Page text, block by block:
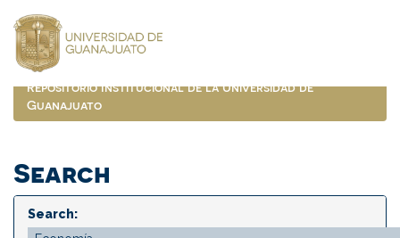
navigation
Repositorio Institucional de la Universidad de
Guanajuato
Search
Search: